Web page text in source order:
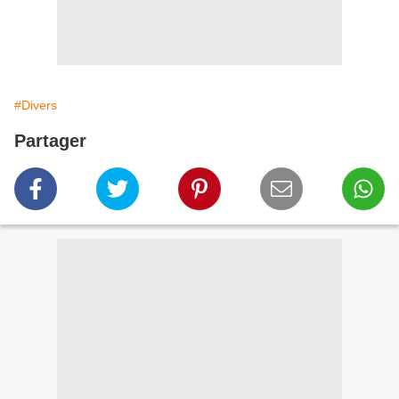
#Divers
Partager